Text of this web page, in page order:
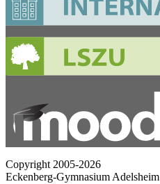
Copyright 2005-2026
Eckenberg-Gymnasium Adelsheim